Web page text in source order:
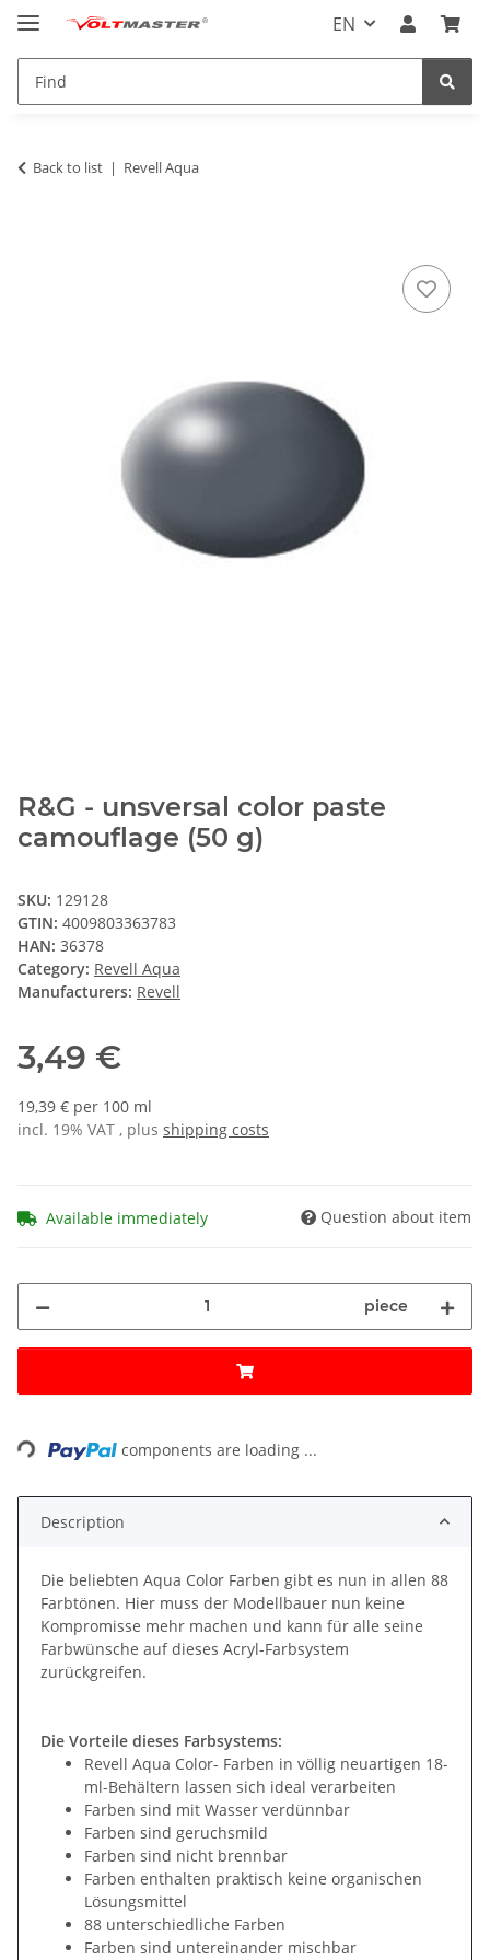
EN
Back to list Revell Aqua
R&G - unsversal color paste
camouflage (50 g)
SKU: 129128
GTIN: 4009803363783
HAN: 36378
Category: Revell Aqua
Manufacturers: Revell
3,49 €
19,39 € per 100 ml
incl. 19% VAT , plus shipping costs
Available immediately Question about item
piece
Loading... components are loading ...
Description
Die beliebten Aqua Color Farben gibt es nun in allen 88
Farbtönen. Hier muss der Modellbauer nun keine
Kompromisse mehr machen und kann für alle seine
Farbwünsche auf dieses Acryl-Farbsystem
zurückgreifen.
Die Vorteile dieses Farbsystems:
Revell Aqua Color- Farben in völlig neuartigen 18-
ml-Behältern lassen sich ideal verarbeiten
Farben sind mit Wasser verdünnbar
Farben sind geruchsmild
Farben sind nicht brennbar
Farben enthalten praktisch keine organischen
Lösungsmittel
88 unterschiedliche Farben
Farben sind untereinander mischbar